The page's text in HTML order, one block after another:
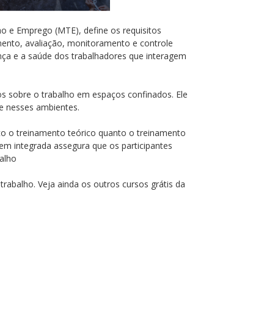
e Emprego (MTE), define os requisitos
avaliação, monitoramento e controle
e a saúde dos trabalhadores que interagem
sobre o trabalho em espaços confinados. Ele
nesses ambientes.
o treinamento teórico quanto o treinamento
integrada assegura que os participantes
Veja ainda os outros cursos grátis da